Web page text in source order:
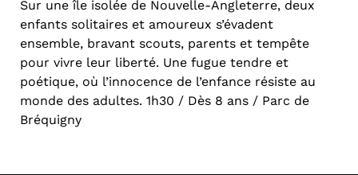
Sur une île isolée de Nouvelle-Angleterre, deux
enfants solitaires et amoureux s’évadent
ensemble, bravant scouts, parents et tempête
pour vivre leur liberté. Une fugue tendre et
poétique, où l’innocence de l’enfance résiste au
monde des adultes. 1h30 / Dès 8 ans / Parc de
Bréquigny